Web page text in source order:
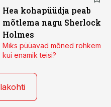
Hea kohapüüdja peab
mõtlema nagu Sherlock
Holmes
Miks püüavad mõned rohkem
kui enamik teisi?